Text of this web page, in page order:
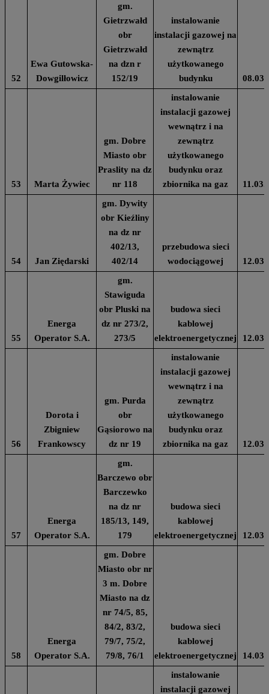
52
Ewa Gutowska-
Dowgilłowicz
gm.
Gietrzwałd
obr
Gietrzwałd
na dzn r
152/19
instalowanie
instalacji gazowej na
zewnątrz
użytkowanego
budynku
53 Marta Żywiec
gm. Dobre
Miasto obr
Praslity na dz
nr 118
instalowanie
instalacji gazowej
wewnątrz i na
zewnątrz
użytkowanego
budynku oraz
zbiornika na gaz
54 Jan Ziędarski
gm. Dywity
obr Kieźliny
na dz nr
402/13,
402/14
przebudowa sieci
wodociągowej
55
Energa
Operator S.A.
gm.
Stawiguda
obr Pluski na
dz nr 273/2,
273/5
budowa sieci
kablowej
elektroenergetycznej
56
Dorota i
Zbigniew
Frankowscy
gm. Purda
obr
Gąsiorowo na
dz nr 19
instalowanie
instalacji gazowej
wewnątrz i na
zewnątrz
użytkowanego
budynku oraz
zbiornika na gaz
57
Energa
Operator S.A.
gm.
Barczewo obr
Barczewko
na dz nr
185/13, 149,
179
budowa sieci
kablowej
elektroenergetycznej
58
Energa
Operator S.A.
gm. Dobre
Miasto obr nr
3 m. Dobre
Miasto na dz
nr 74/5, 85,
84/2, 83/2,
79/7, 75/2,
79/8, 76/1
budowa sieci
kablowej
elektroenergetycznej
instalowanie
instalacji gazowej